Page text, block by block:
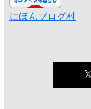
にほんブログ村